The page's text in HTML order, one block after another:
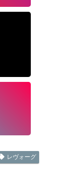
レヴォーグ